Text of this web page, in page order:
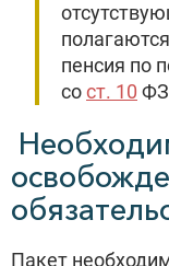
пенсия по
сост. 10 ФЗ
Пакет